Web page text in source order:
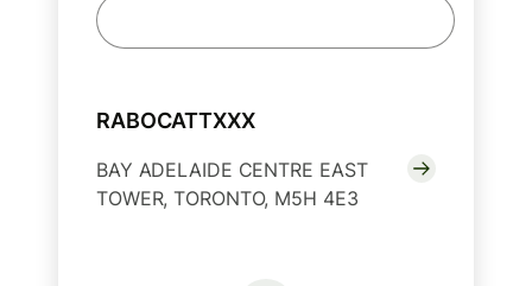
RABOCATTXXX
BAY ADELAIDE CENTRE EAST
TOWER, TORONTO, M5H 4E3